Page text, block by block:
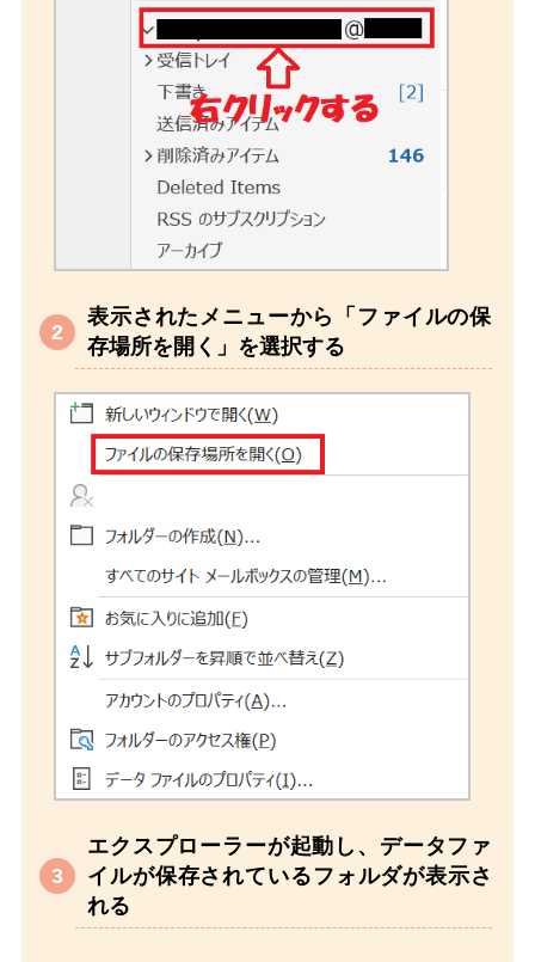
表示されたメニューから「ファイルの保
存場所を開く」を選択する
エクスプローラーが起動し、データファ
イルが保存されているフォルダが表示さ
れる